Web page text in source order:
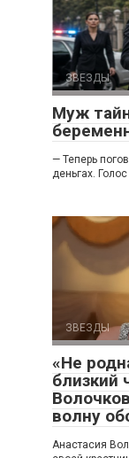
ЗВЕЗДЫ
Муж
— Теперь
деньгах.
ЗВЕЗДЫ
«Не
близкий
волну
Анастасия